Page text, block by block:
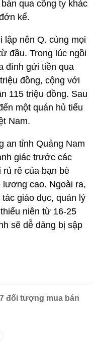
qua công ty khác
kể.
lập nên Q. cùng mọi
đầu. Trong lúc ngồi
đình gửi tiền qua
đồng, cộng với
115 triệu đồng. Sau
một quán hủ tiếu
Nam.
an tỉnh Quảng Nam
giác trước các
rủ rê của bạn bè
lương cao. Ngoài ra,
giáo dục, quản lý
niên từ 16-25
sẽ dễ dàng bị sập
đối tượng mua bán